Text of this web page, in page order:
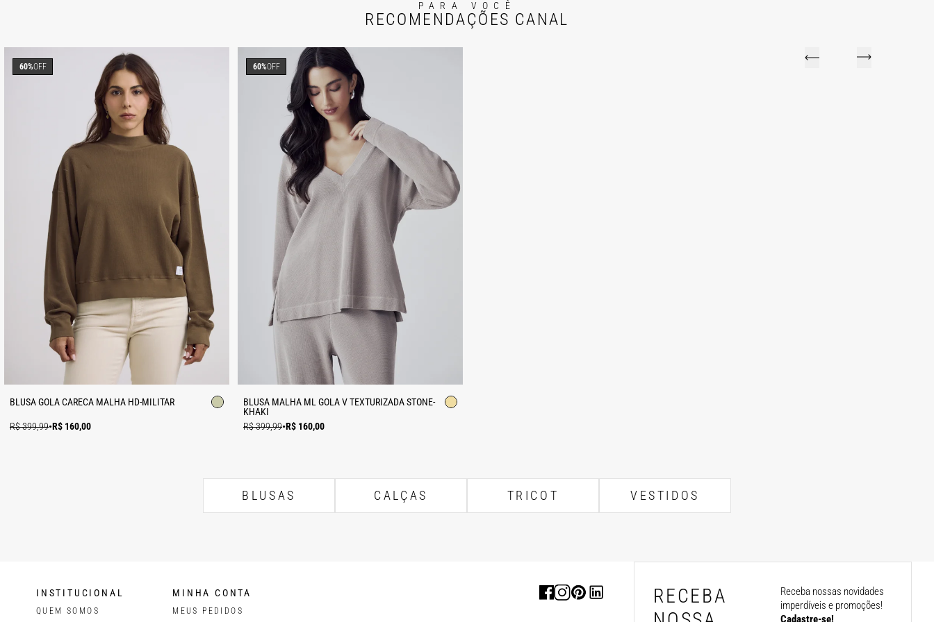
PARA VOCÊ
RECOMENDAÇÕES CANAL
BLUSA GOLA CARECA MALHA HD-MILITAR
R$ 399,99•R$ 160,00
60%OFF
BLUSA MALHA ML GOLA V TEXTURIZADA STONE-
KHAKI
R$ 399,99•R$ 160,00
60%OFF
BLUSAS CALÇAS TRICOT VESTIDOS
RECEBA
Receba nossas novidades
imperdíveis e promoções!
Cadastre-se!
INSTITUCIONAL
QUEM SOMOS
MINHA CONTA
MEUS PEDIDOS